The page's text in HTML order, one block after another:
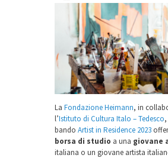
La Fondazione Heimann, in
l’Istituto di Cultura Italo – Tedesco
bando Artist in Residence 2023
borsa di studio a una giovane
italiana o un giovane artista